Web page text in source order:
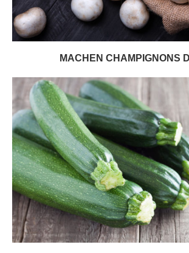
MACHEN CHAMPIGNONS